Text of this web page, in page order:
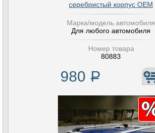
серебристый корпус OEM
Марка/модель автомобиля
Для любого автомобиля
Номер товара
80883
980 Р